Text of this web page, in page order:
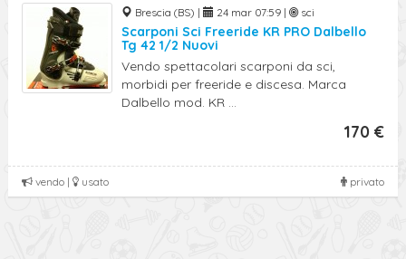
Brescia (BS) | 24 mar 07:59 | sci
Scarponi Sci Freeride KR PRO Dalbello
Tg 42 1/2 Nuovi
Vendo spettacolari scarponi da sci,
morbidi per freeride e discesa. Marca
Dalbello mod. KR ...
170 €
privato
vendo | usato